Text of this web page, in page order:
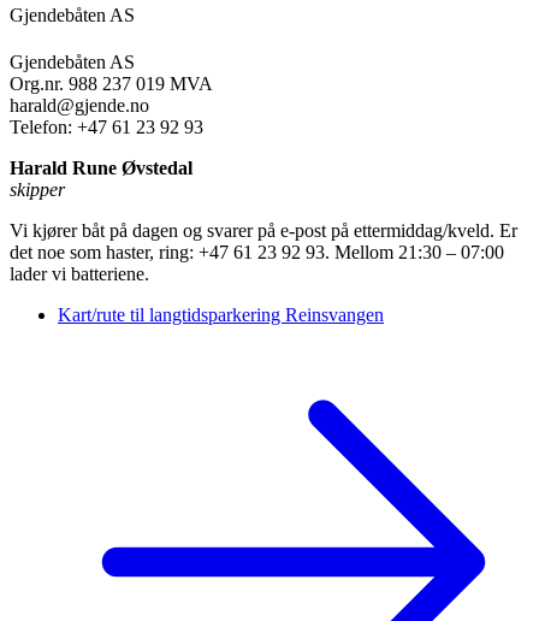
Gjendebåten AS
Gjendebåten AS
Org.nr. 988 237 019 MVA
harald@gjende.no
Telefon: +47 61 23 92 93
Harald Rune Øvstedal
skipper
Vi kjører båt på dagen og svarer på e-post på ettermiddag/kveld. Er
det noe som haster, ring: +47 61 23 92 93. Mellom 21:30 – 07:00
lader vi batteriene.
Kart/rute til langtidsparkering Reinsvangen